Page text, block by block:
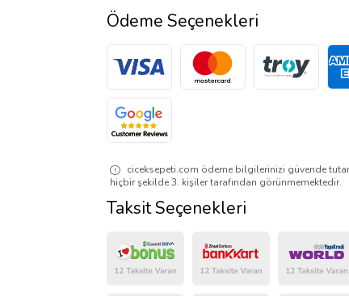
Ödeme Seçenekleri
ciceksepeti.com ödeme bilgilerinizi güvende
hiçbir şekilde 3. kişiler tarafından görünmemektedir.
Taksit Seçenekleri